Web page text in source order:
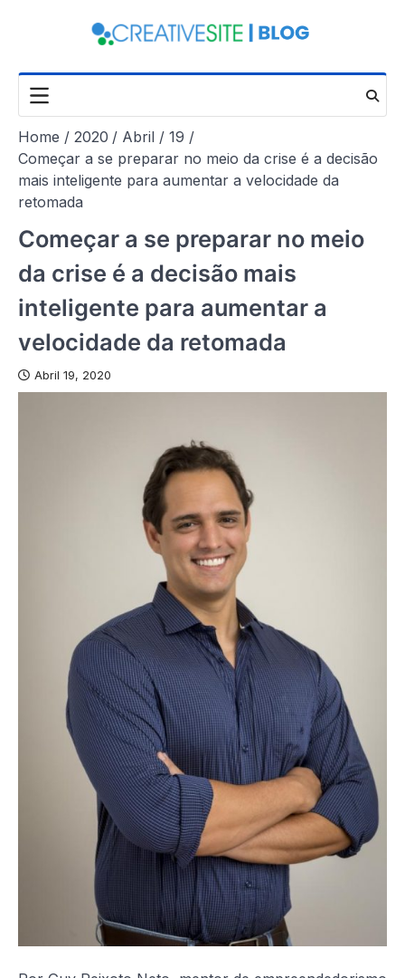
Home 2020 Abril
19
Começar a se preparar no meio da crise é a decisão
mais inteligente para aumentar a velocidade da
retomada
Começar a se preparar no meio
da crise é a decisão mais
inteligente para aumentar a
velocidade da retomada
Abril 19, 2020